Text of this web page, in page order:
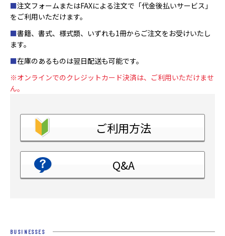
■注文フォームまたはFAXによる注文で「代金後払いサービス」
をご利用いただけます。
■書籍、書式、様式類、いずれも1冊からご注文をお受けいたし
ます。
■在庫のあるものは翌日配送も可能です。
※オンラインでのクレジットカード決済は、ご利用いただけませ
ん。
ご利用方法
Q&A
BUSINESSES